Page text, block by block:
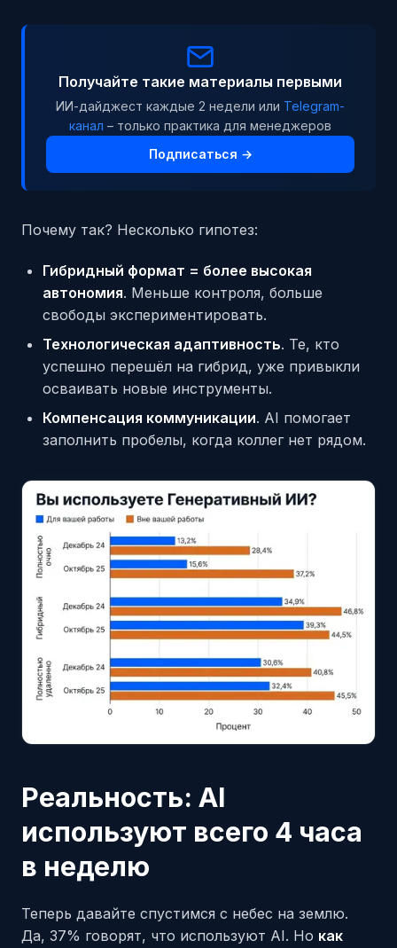
Получайте такие материалы первыми
ИИ-дайджест каждые 2 недели или Telegram-
канал – только практика для менеджеров
Подписаться →
Почему так? Несколько гипотез:
Гибридный формат = более высокая
автономия. Меньше контроля, больше
свободы экспериментировать.
Технологическая адаптивность. Те, кто
успешно перешёл на гибрид, уже привыкли
осваивать новые инструменты.
Компенсация коммуникации. AI помогает
заполнить пробелы, когда коллег нет рядом.
Реальность: AI
используют всего 4 часа
в неделю
Теперь давайте спустимся с небес на землю.
Да, 37% говорят, что используют AI. Но как